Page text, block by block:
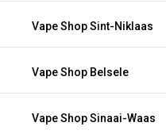
Vape Shop Sint-Niklaas
Vape Shop Belsele
Vape Shop Sinaai-Waas